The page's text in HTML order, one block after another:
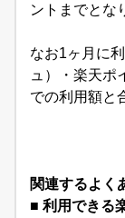
ントまでとな
なお1ヶ月に
ュ）・楽天ポ
での利用額と
関連するよく
■ 利用できる